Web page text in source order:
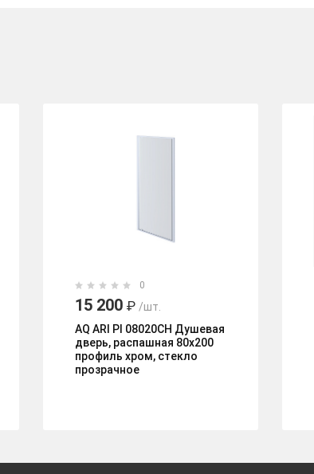
0
15 200 ₽ /шт.
AQ ARI PI 08020CH Душевая
дверь, распашная 80x200
профиль хром, стекло
прозрачное